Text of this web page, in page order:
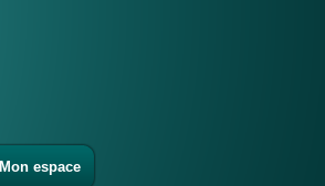
Mon espace